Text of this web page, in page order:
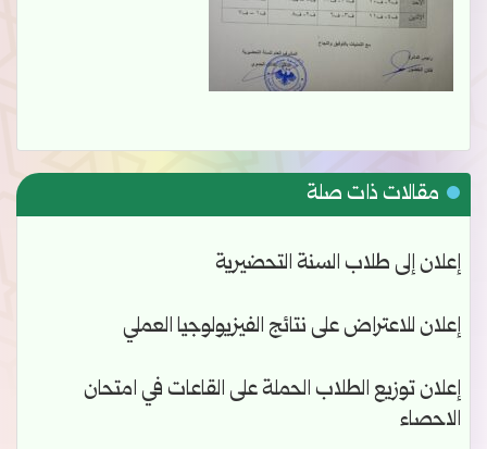
مقالات ذات صلة
إعلان إلى طلاب السنة التحضيرية
إعلان للاعتراض على نتائج الفيزيولوجيا العملي
إعلان توزيع الطلاب الحملة على القاعات في امتحان
الاحصاء